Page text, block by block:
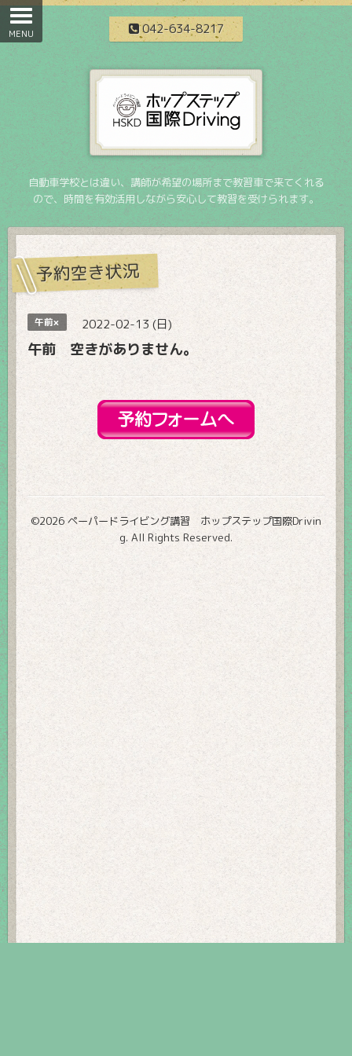
042-634-8217
自動車学校とは違い、講師が希望の場所まで教習車で来てくれる
ので、時間を有効活用しながら安心して教習を受けられます。
予約空き状況
午前× 2022-02-13 (日)
午前 空きがありません。
©2026 ペーパードライビング講習 ホップステップ国際Drivin
g. All Rights Reserved.